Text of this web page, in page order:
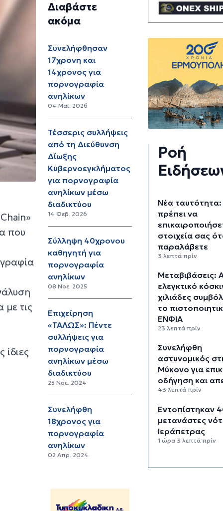
που
με τις
Διαβάστε
ακόμα
Συνελήφθησαν
17χρονη και
14χρονος για
πορνογραφία
ανηλίκων
04 Μαϊ. 2026
Τέσσερις συλλήψεις
από τη Διεύθυνση
Δίωξης
Κυβερνοεγκλήματος
για πορνογραφία
ανηλίκων μέσω
διαδικτύου
14 Φεβ. 2026
Σύλληψη 40χρονου
καθηγητή για
πορνογραφία
ανηλίκων
08 Νοε. 2025
Επιχείρηση
«ΤΑΛΩΣ»: Πέντε
συλλήψεις για
πορνογραφία
ανηλίκων μέσω
διαδικτύου
25 Νοε. 2024
Συνελήφθη
18χρονος για
πορνογραφία
ανηλίκων
02 Απρ. 2024
Ροή
Νέα
πρέπει να
στοιχεία σας
παραλάβετε
3 λεπτά πρίν
Μεταβιβάσεις:
ελεγκτικό
χιλιάδες
το
ΕΝΦΙΑ
23 λεπτά πρίν
Συνελήφθη
αστυνομικός
Μύκονο για
οδήγηση και
43 λεπτά πρίν
Εντοπίστηκαν
μετανάστες
Ιεράπετρας
1 ώρα 3 λεπτά πρίν
κίνδυνος νέων